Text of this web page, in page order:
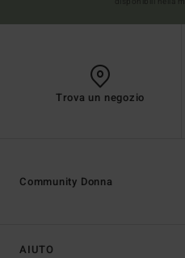
Trova un negozio
AIUTO
Community Donna